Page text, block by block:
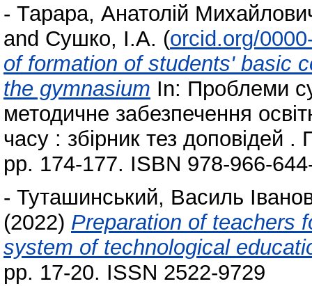
- Тарара, Анатолій
and Сушко, І.А. (orcid.org/
of formation of students' basic
the gymnasium In: Проблеми
методичне забезпечення
часу : збірник тез доповідей .
pp. 174-177. ISBN 978-966-
- Туташинський, Василь
(2022) Preparation of teachers
system of technological
pp. 17-20. ISSN 2522-9729